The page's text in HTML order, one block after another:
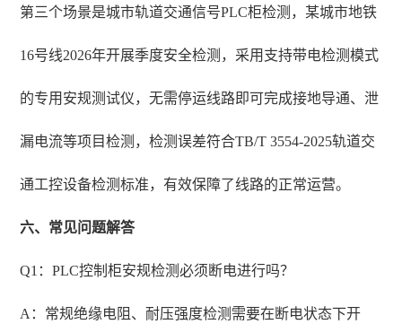
第三个场景是城市轨道交通信号PLC柜检测，某城市地铁
16号线2026年开展季度安全检测，采用支持带电检测模式
的专用安规测试仪，无需停运线路即可完成接地导通、泄
漏电流等项目检测，检测误差符合TB/T 3554-2025轨道交
通工控设备检测标准，有效保障了线路的正常运营。
六、常见问题解答
Q1：PLC控制柜安规检测必须断电进行吗？
A：常规绝缘电阻、耐压强度检测需要在断电状态下开